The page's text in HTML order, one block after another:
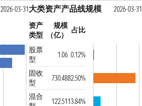
2026-03-31大类资产产品线规模
2026-03-31
资产
类型
规模
（亿）
占比
股票
型
1.06 0.12%
固收
型
730.4882.50%
混合
122.5113.84%